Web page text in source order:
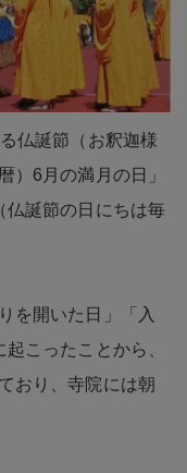
仏誕節（お釈迦様
）6月の満月の日」
仏誕節の日にちは毎
を開いた日」「入
こったことから、
おり、寺院には朝